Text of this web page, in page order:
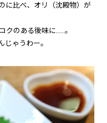
に比べ、オリ（沈殿物）が
クのある後味に……。
じゃうわー。